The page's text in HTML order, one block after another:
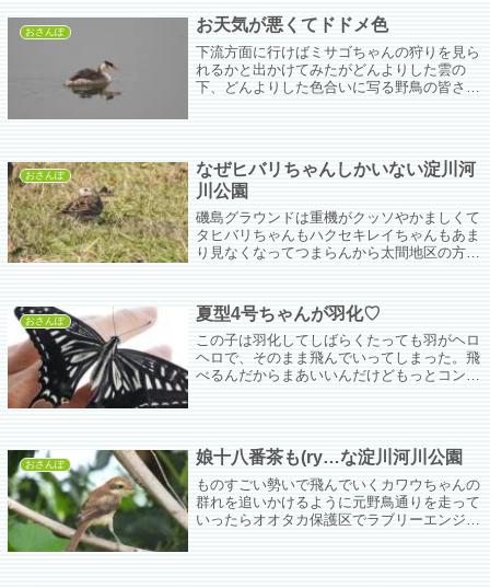
おさんぽ お天気が悪くてドドメ色
下流方面に行けばミサゴちゃんの狩りを見ら
れるかと出かけてみたがどんよりした雲の
下、どんよりした色合いに写る野鳥の皆さ
おさんぽ
なぜヒバリちゃんしかいない淀川河
川公園
磯島グラウンドは重機がクッソやかましくて
タヒバリちゃんもハクセキレイちゃんもあま
り見なくなってつまらんから太間地区の方に
おさんぽ 夏型4号ちゃんが羽化♡
この子は羽化してしばらくたっても羽がヘロ
ヘロで、そのまま飛んでいってしまった。飛
べるんだからまあいいんだけどもっとコンデ
おさんぽ 娘十八番茶も(ry…な淀川河川公園
ものすごい勢いで飛んでいくカワウちゃんの
群れを追いかけるように元野鳥通りを走って
いったらオオタカ保護区でラブリーエンジェ